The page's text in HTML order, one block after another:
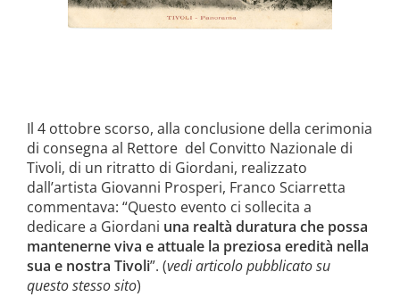
Il 4 ottobre scorso, alla conclusione della cerimonia
di consegna al Rettore del Convitto Nazionale di
Tivoli, di un ritratto di Giordani, realizzato
dall’artista Giovanni Prosperi, Franco Sciarretta
commentava: “Questo evento ci sollecita a
dedicare a Giordani una realtà duratura che possa
mantenerne viva e attuale la preziosa eredità nella
sua e nostra Tivoli”. (vedi articolo pubblicato su
questo stesso sito)